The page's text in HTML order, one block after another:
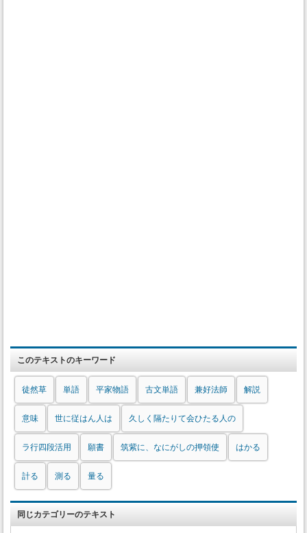
このテキストのキーワード
徒然草 単語 平家物語 古文単語 兼好法師 解説
意味 世に従はん人は 久しく隔たりて会ひたる人の
ラ行四段活用 願書 筑紫に、なにがしの押領使 はかる
計る 測る 量る
同じカテゴリーのテキスト